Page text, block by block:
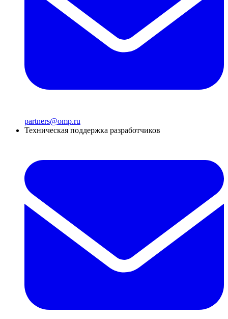
partners@omp.ru
Техническая поддержка разработчиков